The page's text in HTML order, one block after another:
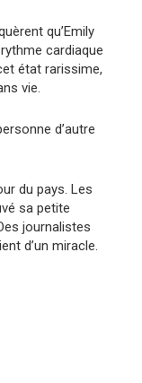
qu’Emily
cardiaque
état rarissime,
vie.
d’autre
du pays. Les
sa petite
journalistes
d’un miracle.